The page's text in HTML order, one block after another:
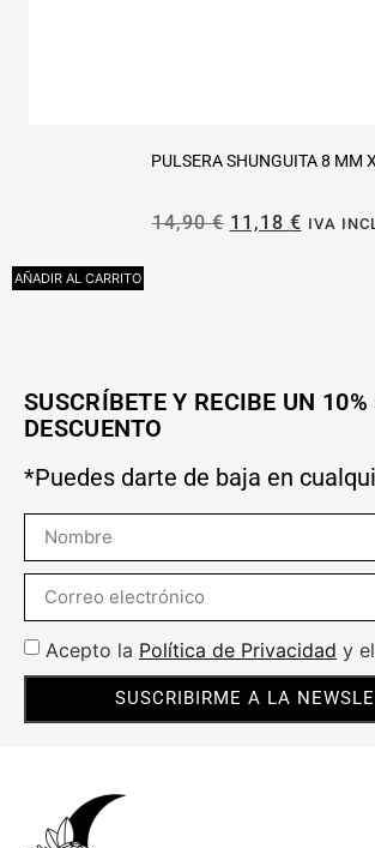
PULSERA SHUNGUITA 8 MM
14,90€ 11,18 € IVA
AÑADIR AL CARRITO
SUSCRÍBETE Y RECIBE UN 10%
DESCUENTO
*Puedes darte de baja en
Acepto la Política de Privacidad y el
SUSCRIBIRME A LA